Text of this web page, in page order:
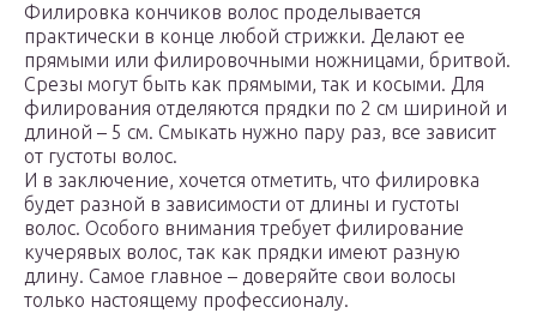
Филировка кончиков волос проделывается
практически в конце любой стрижки. Делают ее
прямыми или филировочными ножницами, бритвой.
Срезы могут быть как прямыми, так и косыми. Для
филирования отделяются прядки по 2 см шириной и
длиной – 5 см. Смыкать нужно пару раз, все зависит
от густоты волос.
И в заключение, хочется отметить, что филировка
будет разной в зависимости от длины и густоты
волос. Особого внимания требует филирование
кучерявых волос, так как прядки имеют разную
длину. Самое главное – доверяйте свои волосы
только настоящему профессионалу.